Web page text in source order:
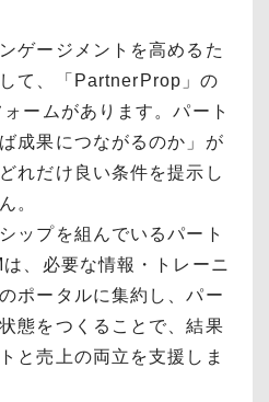
ゲージメントを高めるた
て、「PartnerProp」の
ームがあります。パート
成果につながるのか」が
れだけ良い条件を提示し
。
ップを組んでいるパート
、必要な情報・トレーニ
ポータルに集約し、パー
態をつくることで、結果
と売上の両立を支援しま